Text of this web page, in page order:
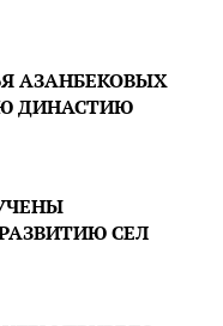
АЗАНБЕКОВЫХ
ДИНАСТИЮ
СЕЛ